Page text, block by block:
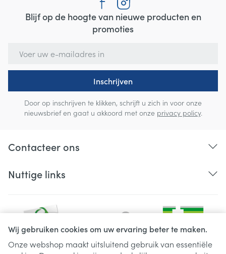
Wij gebruiken cookies om uw ervaring beter te maken.
Onze webshop maakt uitsluitend gebruik van essentiële
Blijf op de hoogte van nieuwe producten en
promoties
Inschrijven
Door op inschrijven te klikken, schrijft u zich in voor onze
nieuwsbrief en gaat u akkoord met onze privacy policy.
Contacteer ons
Nuttige links